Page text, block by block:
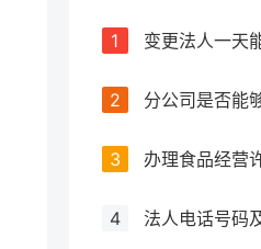
1
2 分公司是否能
3
4